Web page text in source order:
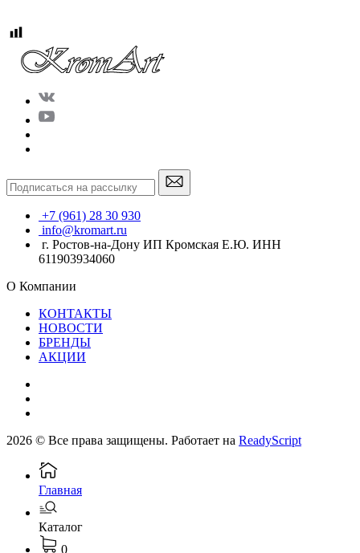
+7 (961) 28 30 930
info@kromart.ru
г. Ростов-на-Дону ИП Кромская Е.Ю. ИНН
611903934060
О Компании
КОНТАКТЫ
НОВОСТИ
БРЕНДЫ
АКЦИИ
2026 © Все права защищены. Работает на ReadyScript
Главная
Каталог
0